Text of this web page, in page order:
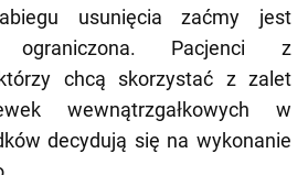
usunięcia zaćmy jest
Pacjenci z
chcą skorzystać z zalet
wewnątrzgałkowych w
decydują się na wykonanie